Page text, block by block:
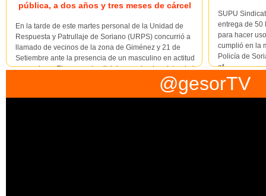
pública, a dos años y tres meses de cárcel
En la tarde de este martes personal de la Unidad de
Respuesta y Patrullaje de Soriano (URPS) concurrió a
llamado de vecinos de la zona de Giménez y 21 de
Setiembre ante la presencia de un masculino en actitud
sospechosa.El personal policial procede al registro de la
persona en cuestión y al control se le encuentra envo...
SUPU
entrega de 50
para hacer
cumplió en la
Policía de
af...
@gesorTV